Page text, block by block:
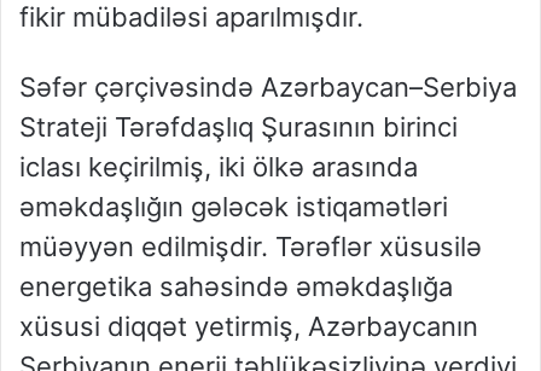
fikir mübadiləsi aparılmışdır.
Səfər çərçivəsində Azərbaycan–Serbiya
Strateji Tərəfdaşlıq Şurasının birinci
iclası keçirilmiş, iki ölkə arasında
əməkdaşlığın gələcək istiqamətləri
müəyyən edilmişdir. Tərəflər xüsusilə
energetika sahəsində əməkdaşlığa
xüsusi diqqət yetirmiş, Azərbaycanın